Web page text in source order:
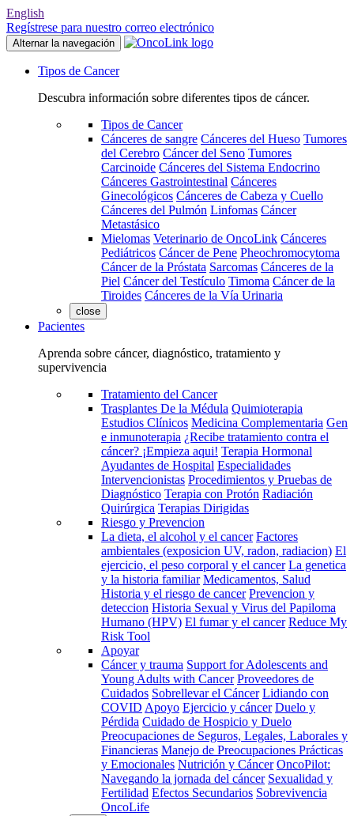
English
Regístrese para nuestro correo electrónico
Alternar la navegación
Tipos de Cancer
Descubra información sobre diferentes tipos de cáncer.
Tipos de Cancer
Cánceres de sangre Cánceres del Hueso Tumores
del Cerebro Cáncer del Seno Tumores
Carcinoide Cánceres del Sistema Endocrino
Cánceres Gastrointestinal Cánceres
Ginecológicos Cánceres de Cabeza y Cuello
Cánceres del Pulmón Linfomas Cáncer
Metastásico
Mielomas Veterinario de OncoLink Cánceres
Pediátricos Cáncer de Pene Pheochromocytoma
Cáncer de la Próstata Sarcomas Cánceres de la
Piel Cáncer del Testículo Timoma Cáncer de la
Tiroides Cánceres de la Vía Urinaria
close
Pacientes
Aprenda sobre cáncer, diagnóstico, tratamiento y
supervivencia
Tratamiento del Cancer
Trasplantes De la Médula Quimioterapia
Estudios Clínicos Medicina Complementaria Gen
e inmunoterapia ¿Recibe tratamiento contra el
cáncer? ¡Empieza aqui! Terapia Hormonal
Ayudantes de Hospital Especialidades
Intervencionistas Procedimientos y Pruebas de
Diagnóstico Terapia con Protón Radiación
Quirúrgica Terapias Dirigidas
Riesgo y Prevencion
La dieta, el alcohol y el cancer Factores
ambientales (exposicion UV, radon, radiacion) El
ejercicio, el peso corporal y el cancer La genetica
y la historia familiar Medicamentos, Salud
Historia y el riesgo de cancer Prevencion y
deteccion Historia Sexual y Virus del Papiloma
Humano (HPV) El fumar y el cancer Reduce My
Risk Tool
Apoyar
Cáncer y trauma Support for Adolescents and
Young Adults with Cancer Proveedores de
Cuidados Sobrellevar el Cáncer Lidiando con
COVID Apoyo Ejercicio y cáncer Duelo y
Pérdida Cuidado de Hospicio y Duelo
Preocupaciones de Seguros, Legales, Laborales y
Financieras Manejo de Preocupaciones Prácticas
y Emocionales Nutrición y Cáncer OncoPilot:
Navegando la jornada del cáncer Sexualidad y
Fertilidad Efectos Secundarios Sobrevivencia
OncoLife